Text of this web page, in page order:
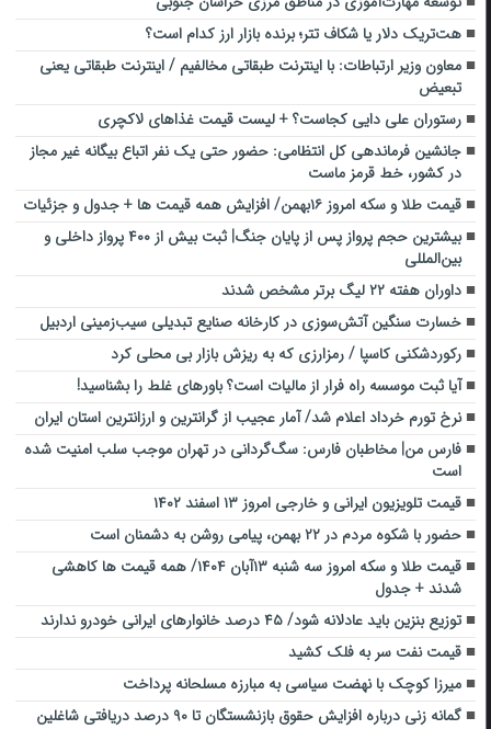
هت‌تریک دلار یا شکاف تتر؛ برنده بازار ارز کدام است؟
معاون وزیر ارتباطات: با اینترنت طبقاتی مخالفیم / اینترنت طبقاتی یعنی
تبعیض
رستوران علی دایی کجاست؟ + لیست قیمت غذاهای لاکچری
جانشین فرماندهی کل انتظامی: حضور حتی یک نفر اتباع بیگانه غیر مجاز
در کشور، خط قرمز ماست
قیمت طلا و سکه امروز ۱۶بهمن/ افزایش همه قیمت ها + جدول و جزئیات
بیشترین حجم پرواز پس از پایان جنگ| ثبت بیش از ۴۰۰ پرواز داخلی و
بین‌المللی
داوران هفته ۲۲ لیگ برتر مشخص شدند
خسارت سنگین آتش‌سوزی در کارخانه صنایع تبدیلی سیب‌زمینی اردبیل
رکوردشکنی کاسپا / رمزارزی که به ریزش بازار بی محلی کرد
آیا ثبت موسسه راه فرار از مالیات است؟ باورهای غلط را بشناسید!
نرخ تورم خرداد اعلام شد/ آمار عجیب از گرانترین و ارزانترین استان ایران
فارس من| مخاطبان فارس: سگ‌گردانی در تهران موجب سلب امنیت شده
است
قیمت تلویزیون ایرانی و خارجی امروز ۱۳ اسفند ۱۴۰۲
حضور با شکوه مردم در ۲۲ بهمن، پیامی روشن به دشمنان است
قیمت طلا و سکه امروز سه شنبه ۱۳آبان ۱۴۰۴/ همه قیمت ها کاهشی
شدند + جدول
توزیع بنزین باید عادلانه شود/ ۴۵ درصد خانوارهای ایرانی خودرو ندارند
قیمت نفت سر به فلک کشید
میرزا کوچک ‌با نهضت سیاسی ‌به مبارزه مسلحانه پرداخت
گمانه زنی درباره افزایش حقوق بازنشستگان تا ۹۰ درصد دریافتی شاغلین